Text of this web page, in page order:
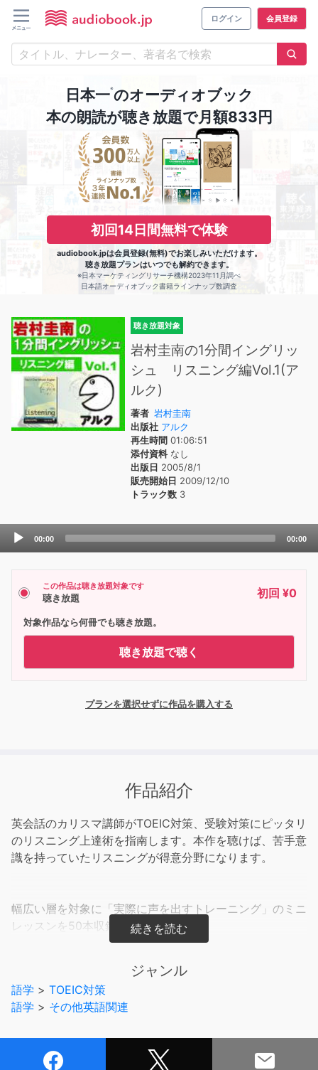
ログイン 会員登録
日本一※のオーディオブック
本の朗読が聴き放題で月額833円
初回14日間無料で体験
audiobook.jpは会員登録(無料)でお楽しみいただけます。
聴き放題プランはいつでも解約できます。
※日本マーケティングリサーチ機構2023年11月調べ
日本語オーディオブック書籍ラインナップ数調査
聴き放題対象
岩村圭南の1分間イングリッ
シュ リスニング編Vol.1(ア
ルク)
著者 岩村圭南
出版社 アルク
再生時間 01:06:51
添付資料なし
出版日 2005/8/1
販売開始日 2009/12/10
トラック数 3
Audio
00:00 00:00
この作品は聴き放題対象です
聴き放題 初回 ¥0
対象作品なら何冊でも聴き放題。
聴き放題で聴く
プランを選択せずに作品を購入する
作品紹介
英会話のカリスマ講師がTOEIC対策、受験対策にピッタリ
のリスニング上達術を指南します。本作を聴けば、苦手意
識を持っていたリスニングが得意分野になります。
幅広い層を対象に「実際に声を出すトレーニング」のミニ
レッスンを50本収録。
単語やひとつのフレーズだけを取り出して覚えるのではな
その会話や説明文をひとまとめのシークエンスとして練習
するスタイルを取っており、
実用性も高いコンテンツです。
「番組」を聞くだけでいつでも手軽に学習できます。
ジャンル
語学 > TOEIC対策
語学 > その他英語関連